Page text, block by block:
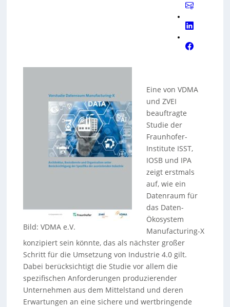
Bild: VDMA e.V.
Eine von VDMA
und ZVEI
beauftragte
Studie der
Fraunhofer-
Institute ISST,
IOSB und IPA
zeigt erstmals
auf, wie ein
Datenraum für
das Daten-
Ökosystem
Manufacturing-X
konzipiert sein könnte, das als nächster großer
Schritt für die Umsetzung von Industrie 4.0 gilt.
Dabei berücksichtigt die Studie vor allem die
spezifischen Anforderungen produzierender
Unternehmen aus dem Mittelstand und deren
Erwartungen an eine sichere und wertbringende